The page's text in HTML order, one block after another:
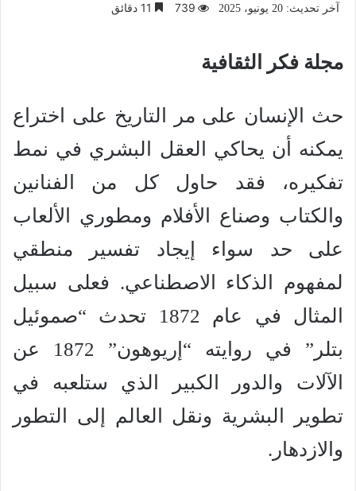
آخر تحديث: 20 يونيو، 2025 739
مجلة فكر الثقافية
حث الإنسان على مر التاريخ على اختراع
يمكنه أن يحاكي العقل البشري في نمط
تفكيره، فقد حاول كل من الفنانين
والكتاب وصناع الأفلام ومطوري الألعاب
على حد سواء إيجاد تفسير منطقي
لمفهوم الذكاء الاصطناعي. فعلى سبيل
المثال في عام 1872 تحدث “صموئيل
بتلر” في روايته “إريوهون” 1872 عن
الآلات والدور الكبير الذي ستلعبه في
تطوير البشرية ونقل العالم إلى التطور
والازدهار.